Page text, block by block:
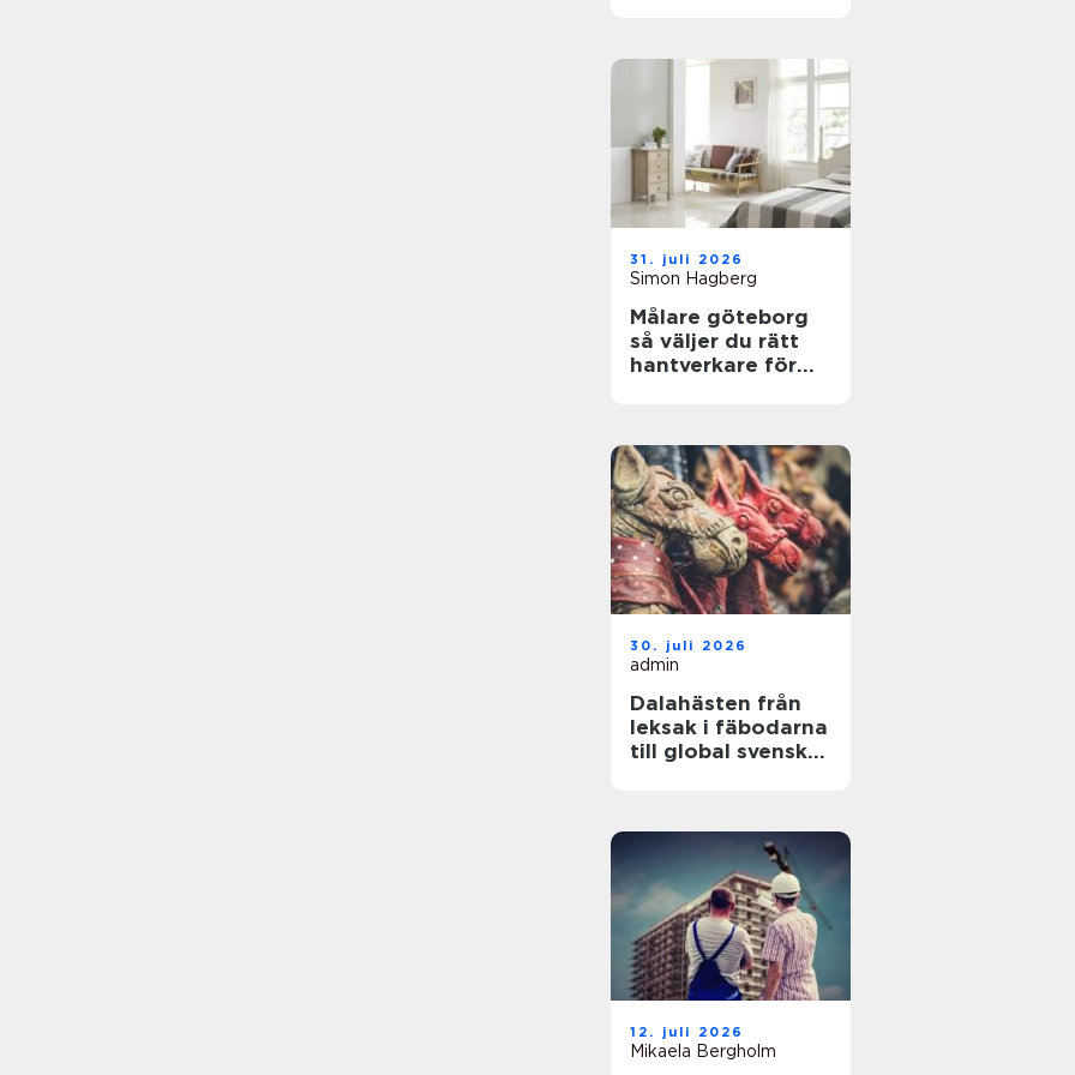
31. juli 2026
Simon Hagberg
Målare göteborg
så väljer du rätt
hantverkare för
30. juli 2026
admin
Dalahästen från
leksak i fäbodarna
till global svensk
12. juli 2026
Mikaela Bergholm